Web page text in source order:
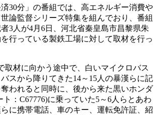
30分」の番組では、高エネルギー消費や
論監督シリーズ特集を組んでおり、番組
3人が4月6日、河北省秦皇島市昌黎県朱
行っている製鉄工場に対して取材を行っ
取材に向かう途中で、白いマイクロバス
スから降りてきた14～15人の暴漢らに記
われると同時に、後から来た黒いホンダ
：C67776)に乗っていた5～6人らとあわ
に携帯電話、車のキー、運転免許証、紹